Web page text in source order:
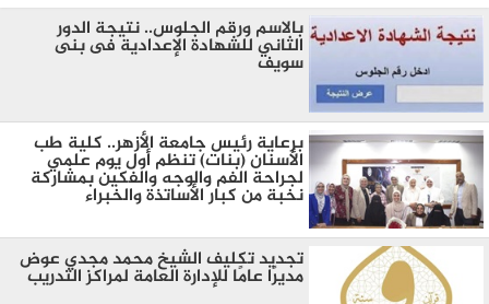
بالاسم ورقم الجلوس.. نتيجة الدور
الثاني للشهادة الإعدادية فى بنى
سويف
برعاية رئيس جامعة الأزهر.. كلية طب
الأسنان (بنات) تنظم أول يوم علمي
لجراحة الفم والوجه والفكين بمشاركة
نخبة من كبار الأساتذة والخبراء
تجديد تكليف الشيخ محمد مجدي عوض
مديرًا عامًا للإدارة العامة لمراكز التدريب